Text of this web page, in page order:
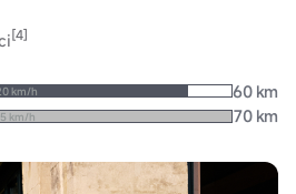
[4]
km/h 60 km
km/h 70 km